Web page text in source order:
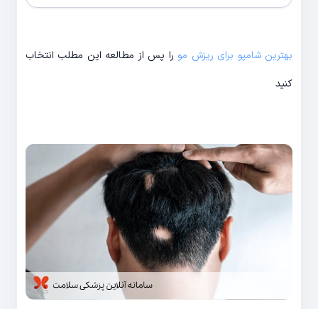
بهترین شامپو برای ریزش مو را پس از مطالعه این مطلب انتخاب
کنید